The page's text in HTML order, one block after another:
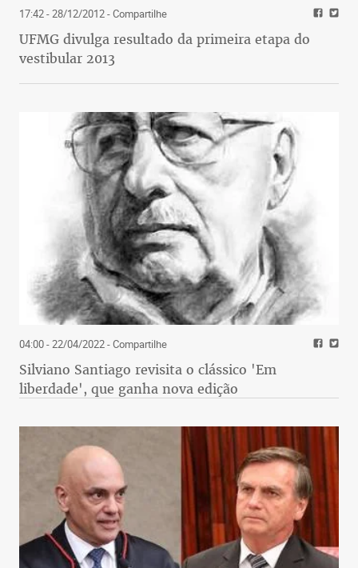
17:42 - 28/12/2012- Compartilhe
UFMG divulga resultado da primeira etapa do
vestibular 2013
04:00 - 22/04/2022- Compartilhe
Silviano Santiago revisita o clássico 'Em
liberdade', que ganha nova edição